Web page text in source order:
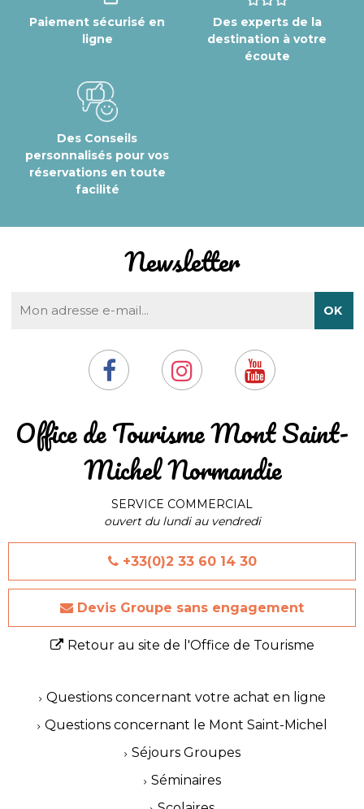
Paiement sécurisé en
ligne
Des experts de la
destination à votre
écoute
Des Conseils
personnalisés pour vos
réservations en toute
facilité
​Office de Tourisme Mont Saint-
Michel Normandie
SERVICE COMMERCIAL
ouvert du lundi au vendredi
+33(0)2 33 60 14 30
Devis Groupe sans engagement
Retour au site de l'Office de Tourisme
Newsletter
Questions concernant votre achat en ligne
Questions concernant le Mont Saint-Michel
Séjours Groupes
Séminaires